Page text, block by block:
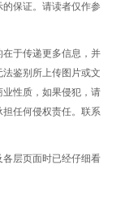
保证。请读者仅作参
于传递更多信息，并
鉴别所上传图片或文
性质，如果侵犯，请
任何侵权责任。联系
层页面时已经仔细看